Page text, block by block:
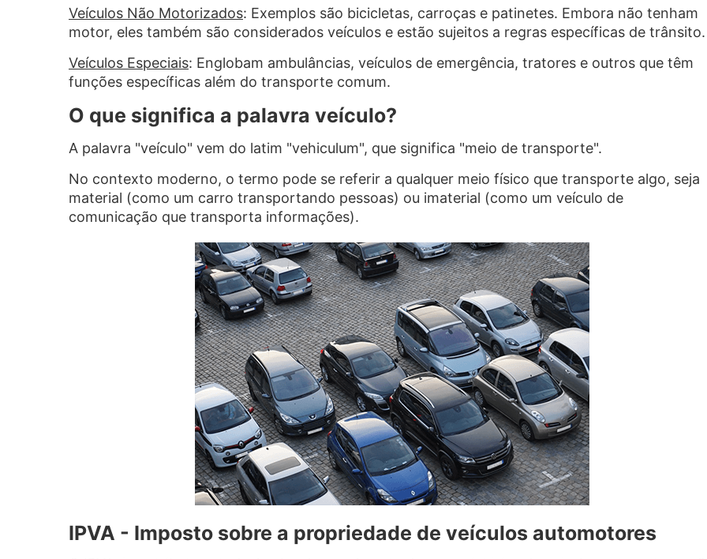
Veículos Não Motorizados: Exemplos são bicicletas, carroças e patinetes. Embora não tenham
motor, eles também são considerados veículos e estão sujeitos a regras específicas de trânsito.
Veículos Especiais: Englobam ambulâncias, veículos de emergência, tratores e outros que têm
funções específicas além do transporte comum.
O que significa a palavra veículo?
A palavra "veículo" vem do latim "vehiculum", que significa "meio de transporte".
No contexto moderno, o termo pode se referir a qualquer meio físico que transporte algo, seja
material (como um carro transportando pessoas) ou imaterial (como um veículo de
comunicação que transporta informações).
IPVA - Imposto sobre a propriedade de veículos automotores